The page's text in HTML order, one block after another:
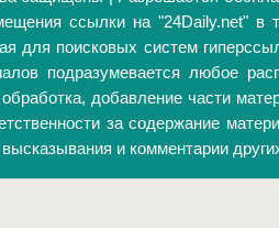
ссылки на "24Daily.net" в
для поисковых систем
подразумевается любое
добавление части
за содержание
и комментарии